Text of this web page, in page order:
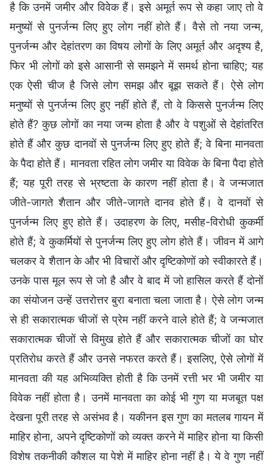
है कि उनमें जमीर और विवेक हैं। इसे अमूर्त रूप से कहा जाए तो वे
मनुष्यों से पुनर्जन्म लिए हुए लोग नहीं होते हैं। वैसे तो नया जन्म,
पुनर्जन्म और देहांतरण का विषय लोगों के लिए अमूर्त और अदृश्य है,
फिर भी लोगों को इसे आसानी से समझने में समर्थ होना चाहिए; यह
एक ऐसी चीज है जिसे लोग समझ और बूझ सकते हैं। ऐसे लोग
मनुष्यों से पुनर्जन्म लिए हुए नहीं होते हैं, तो वे किससे पुनर्जन्म लिए
होते हैं? कुछ लोगों का नया जन्म होता है और वे पशुओं से देहांतरित
होते हैं और कुछ दानवों से पुनर्जन्म लिए हुए होते हैं; वे बिना मानवता
के पैदा होते हैं। मानवता रहित लोग जमीर या विवेक के बिना पैदा होते
हैं; यह पूरी तरह से भ्रष्टता के कारण नहीं होता है। वे जन्मजात
जीते-जागते शैतान और जीते-जागते दानव होते हैं। वे दानवों से
पुनर्जन्म लिए हुए होते हैं। उदाहरण के लिए, मसीह-विरोधी कुकर्मी
होते हैं; वे कुकर्मियों से पुनर्जन्म लिए हुए लोग होते हैं। जीवन में आगे
चलकर वे शैतान के और भी विचारों और दृष्टिकोणों को स्वीकारते हैं।
उनके पास मूल रूप से जो है और वे बाद में जो हासिल करते हैं दोनों
का संयोजन उन्हें उत्तरोत्तर बुरा बनाता चला जाता है। ऐसे लोग जन्म
से ही सकारात्मक चीजों से प्रेम नहीं करने वाले होते हैं; वे जन्मजात
सकारात्मक चीजों से विमुख होते हैं और सकारात्मक चीजों का घोर
प्रतिरोध करते हैं और उनसे नफरत करते हैं। इसलिए, ऐसे लोगों में
मानवता की यह अभिव्यक्ति होती है कि उनमें रत्ती भर भी जमीर या
विवेक नहीं होता है। उनमें मानवता का कोई भी गुण या मजबूत पक्ष
देखना पूरी तरह से असंभव है। यकीनन इस गुण का मतलब गायन में
माहिर होना, अपने दृष्टिकोणों को व्यक्त करने में माहिर होना या किसी
विशेष तकनीकी कौशल या पेशे में माहिर होना नहीं है। ये वे गुण नहीं